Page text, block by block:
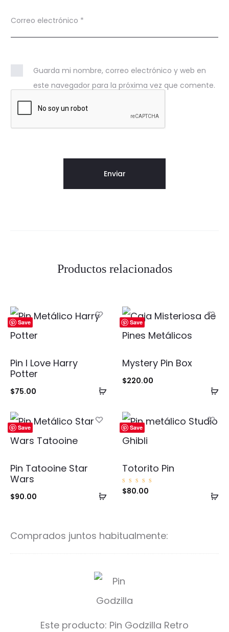
Correo electrónico *
Guarda mi nombre, correo electrónico y web en
este navegador para la próxima vez que comente.
Productos relacionados
Save
Añadir
carrito
Pin I Love Harry
Potter
$75.00
Save
Mystery Pin Box
$220.00
Save
Añadir
Pin Tatooine Star
Wars
$90.00
Save
Totorito Pin
Valorad
o con
$80.00
Comprados juntos habitualmente:
P
i
Este producto: Pin Godzilla Retro